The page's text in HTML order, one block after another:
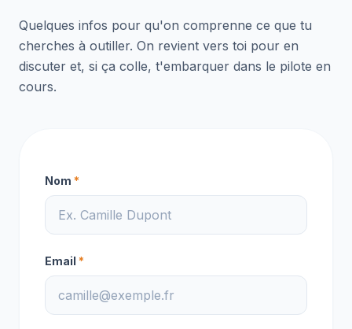
Quelques infos pour qu'on comprenne ce que tu
cherches à outiller. On revient vers toi pour en
discuter et, si ça colle, t'embarquer dans le pilote en
cours.
Nom *
Email *